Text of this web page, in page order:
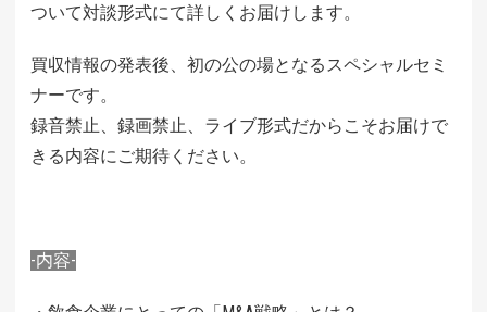
ついて対談形式にて詳しくお届けします。
買収情報の発表後、初の公の場となるスペシャルセミ
ナーです。
録音禁止、録画禁止、ライブ形式だからこそお届けで
きる内容にご期待ください。
-内容-